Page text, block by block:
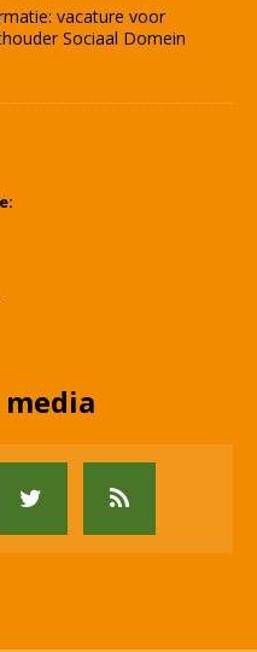
vacature voor
Sociaal Domein